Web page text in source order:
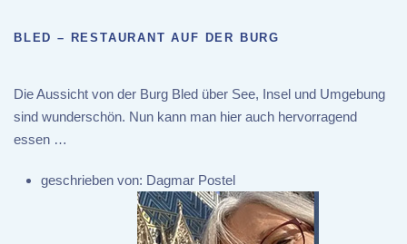
BLED – RESTAURANT AUF DER BURG
Die Aussicht von der Burg Bled über See, Insel und Umgebung
sind wunderschön. Nun kann man hier auch hervorragend
essen …
geschrieben von: Dagmar Postel